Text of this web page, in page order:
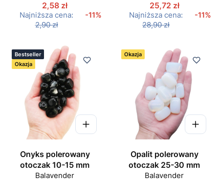
2,58 zł
Najniższa cena:
2,90 zł
-11%
25,72 zł
Najniższa cena:
28,90 zł
-11%
Okazja
Bestseller
Onyks polerowany
otoczak 10-15 mm
Balavender
Okazja
Opalit polerowany
otoczak 25-30 mm
Balavender